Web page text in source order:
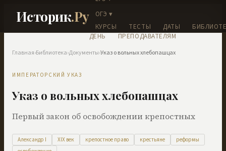
Историк.Ру
ОГЭ ▾
КУРСЫ
ТЕСТЫ ДАТЫ
ДЕНЬ
ПРЕПОДАВАТЕЛЯМ
Главная›Библиотека›Документы›Указ о вольных хлебопашцах
ИМПЕРАТОРСКИЙ УКАЗ
Указ о вольных хлебопашцах
Первый закон об освобождении крепостных
Александр I XIX век крепостное право крестьяне
реформы